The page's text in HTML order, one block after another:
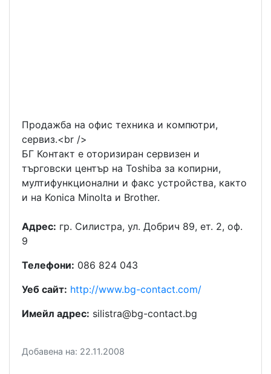
Продажба на офис техника и компютри,
сервиз.<br />
БГ Контакт е оторизиран сервизен и
търговски център на Toshiba за копирни,
мултифункционални и факс устройства, както
и на Konica Minolta и Brother.
Адрес: гр. Силистра, ул. Добрич 89, ет. 2, оф.
9
Телефони: 086 824 043
Уеб сайт: http://www.bg-contact.com/
Имейл адрес: silistra@bg-contact.bg
Добавена на: 22.11.2008